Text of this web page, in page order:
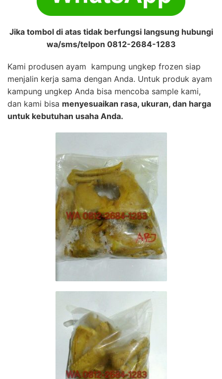
Jika tombol di atas tidak berfungsi langsung hubungi
wa/sms/telpon 0812-2684-1283
Kami produsen ayam kampung ungkep frozen siap
menjalin kerja sama dengan Anda. Untuk produk ayam
kampung ungkep Anda bisa mencoba sample kami,
dan kami bisa menyesuaikan rasa, ukuran, dan harga
untuk kebutuhan usaha Anda.